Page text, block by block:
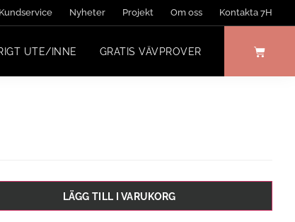
Kundservice Nyheter Projekt Om oss Kontakta 7H
UTE/INNE GRATIS VÄVPROVER
LÄGG TILL I VARUKORG